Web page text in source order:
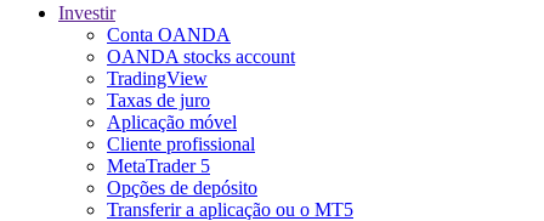
Investir
Conta OANDA
OANDA stocks account
TradingView
Taxas de juro
Aplicação móvel
Cliente profissional
MetaTrader 5
Opções de depósito
Transferir a aplicação ou o MT5